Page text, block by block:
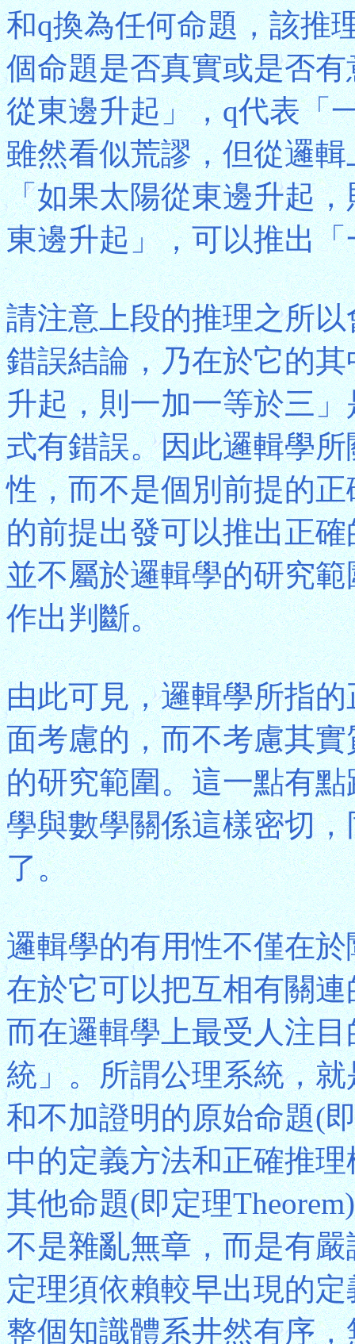
和q換為任何命題，該推
個命題是否真實或是否
從東邊升起」，q代表「
雖然看似荒謬，但從邏
「如果太陽從東邊升起
東邊升起」，可以推出
請注意上段的推理之所
錯誤結論，乃在於它的
升起，則一加一等於三
式有錯誤。因此邏輯學
性，而不是個別前提的
的前提出發可以推出正
並不屬於邏輯學的研究
作出判斷。
由此可見，邏輯學所指
面考慮的，而不考慮其
的研究範圍。這一點有
學與數學關係這樣密切
了。
邏輯學的有用性不僅在
在於它可以把互相有關
而在邏輯學上最受人注
統」。所謂公理系統，
和不加證明的原始命題(
中的定義方法和正確推
其他命題(即定理
不是雜亂無章，而是有
定理須依賴較早出現的
整個知識體系井然有序